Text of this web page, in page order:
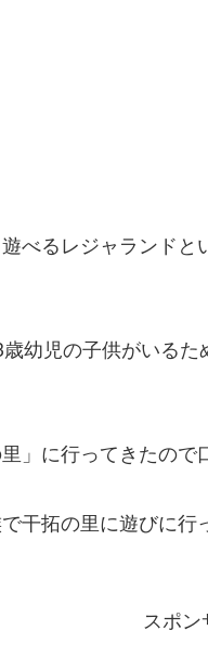
べるレジャランド
幼児の子供がいる
」に行ってきたので
干拓の里に遊びに行
スポ